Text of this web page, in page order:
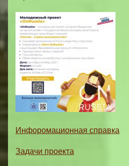
Инфоромационная справка
Задачи проекта